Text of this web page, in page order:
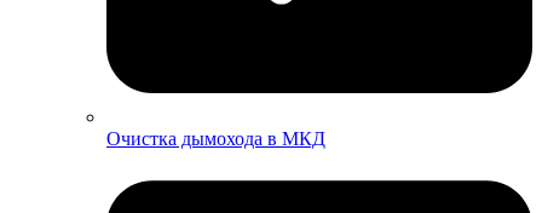
Очистка дымохода в МКД